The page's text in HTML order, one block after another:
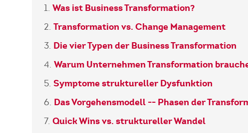
Was ist Business Transformation?
Transformation vs. Change Management
Die vier Typen der Business Transformation
Warum Unternehmen Transformation
Symptome struktureller Dysfunktion
Das Vorgehensmodell -- Phasen der
Quick Wins vs. struktureller Wandel